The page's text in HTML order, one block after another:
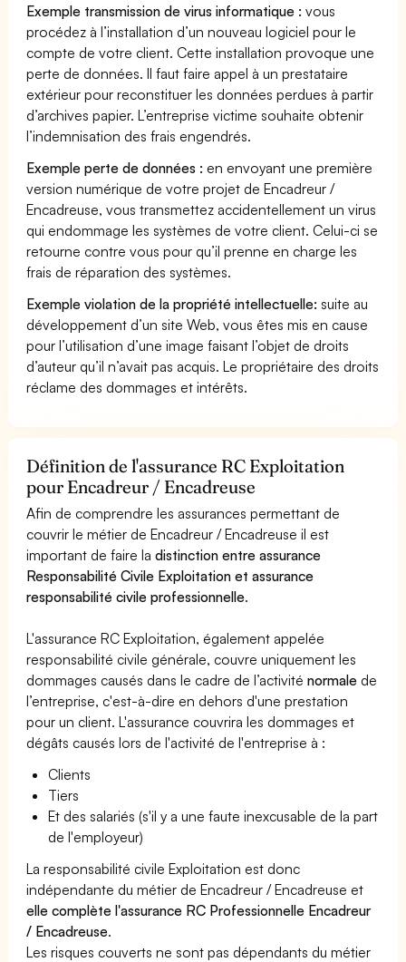
Exemple transmission de virus informatique : vous
procédez à l’installation d’un nouveau logiciel pour le
compte de votre client. Cette installation provoque une
perte de données. Il faut faire appel à un prestataire
extérieur pour reconstituer les données perdues à partir
d’archives papier. L’entreprise victime souhaite obtenir
l’indemnisation des frais engendrés.
Exemple perte de données : en envoyant une première
version numérique de votre projet de Encadreur /
Encadreuse, vous transmettez accidentellement un virus
qui endommage les systèmes de votre client. Celui-ci se
retourne contre vous pour qu’il prenne en charge les
frais de réparation des systèmes.
Exemple violation de la propriété intellectuelle: suite au
développement d’un site Web, vous êtes mis en cause
pour l’utilisation d’une image faisant l’objet de droits
d’auteur qu’il n’avait pas acquis. Le propriétaire des droits
réclame des dommages et intérêts.
Définition de l'assurance RC Exploitation
pour Encadreur / Encadreuse
Afin de comprendre les assurances permettant de
couvrir le métier de Encadreur / Encadreuse il est
important de faire ladistinction entre assurance
Responsabilité Civile Exploitation et assurance
responsabilité civile professionnelle.
L'assurance RC Exploitation, également appelée
responsabilité civile générale, couvre uniquement les
dommages causés dans le cadre de l’activiténormale de
l’entreprise, c'est-à-dire en dehors d'une prestation
pour un client. L'assurance couvrira les dommages et
dégâts causés lors de l'activité de l'entreprise à :
Clients
Tiers
Et des salariés (s'il y a une faute inexcusable de la part
de l'employeur)
La responsabilité civile Exploitation est donc
indépendante du métier de Encadreur / Encadreuse et
elle complète l'assurance RC Professionnelle Encadreur
/ Encadreuse.
Les risques couverts ne sont pas dépendants du métier